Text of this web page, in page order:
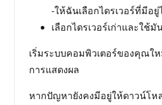
-ให้ฉันเลือกไดรเวอร์ที่มีอยู่
เลือกไดรเวอร์เก่าและใช้มั
เริ่มระบบคอมพิวเตอร์ของคุณใ
การแสดงผล
หากปัญหายังคงมีอยู่ให้ดาวน์โห